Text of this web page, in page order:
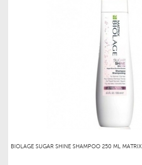
BIOLAGE SUGAR SHINE SHAMPOO 250 ML MATRIX